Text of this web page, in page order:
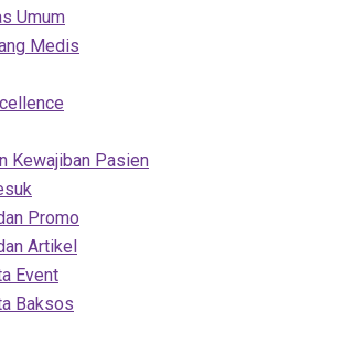
Umum
Medis
Kewajiban Pasien
Promo
Artikel
Event
Baksos